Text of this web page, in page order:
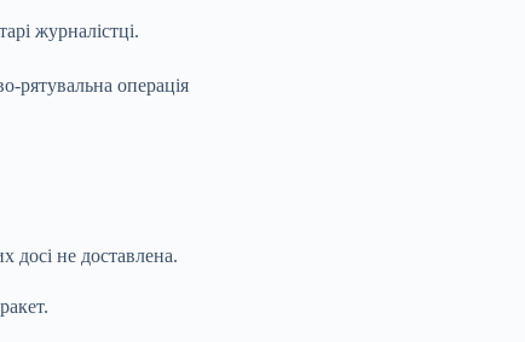
журналістці.
рятувальна операція
досі не доставлена.